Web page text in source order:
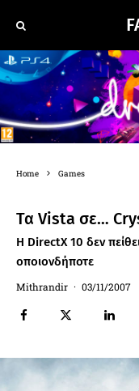
Home Games
Τα Vista σε…
Η DirectX 10 δεν
οποιονδήποτε
Mithrandir · 03/11/2007